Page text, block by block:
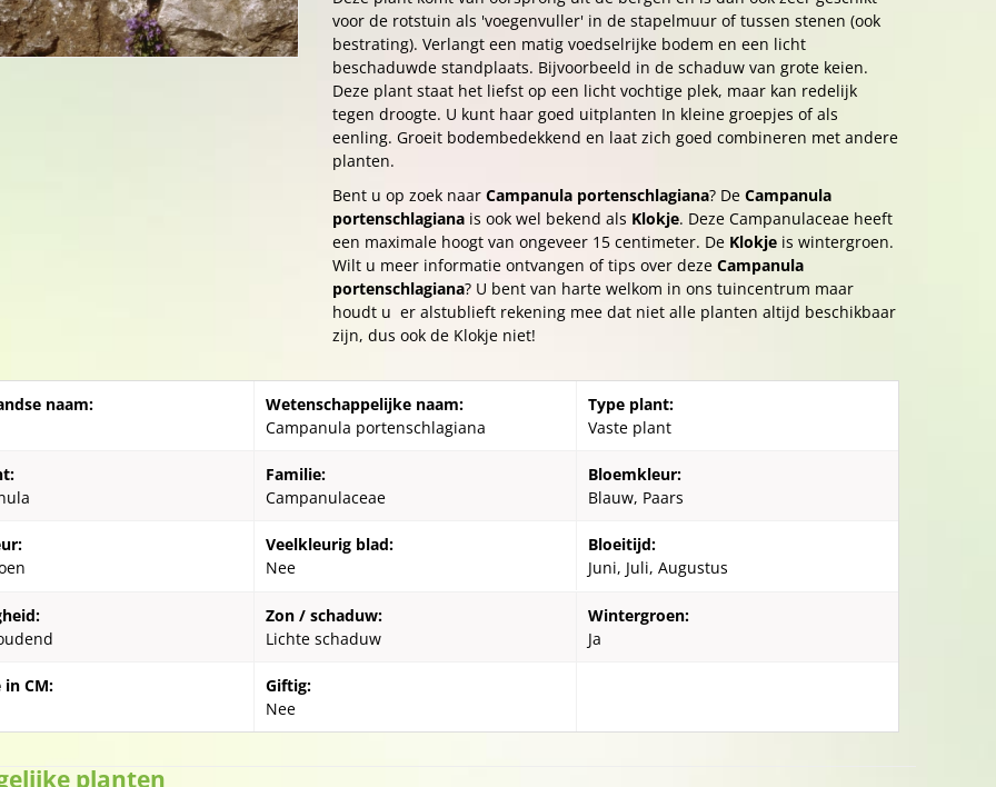
voor de rotstuin als 'voegenvuller' in de stapelmuur of tussen stenen (ook
bestrating). Verlangt een matig voedselrijke bodem en een licht
beschaduwde standplaats. Bijvoorbeeld in de schaduw van grote keien.
Deze plant staat het liefst op een licht vochtige plek, maar kan redelijk
tegen droogte. U kunt haar goed uitplanten In kleine groepjes of als
eenling. Groeit bodembedekkend en laat zich goed combineren met andere
planten.
Bent u op zoek naar Campanula portenschlagiana? De Campanula
portenschlagiana is ook wel bekend als Klokje. Deze Campanulaceae heeft
een maximale hoogt van ongeveer 15 centimeter. De Klokje is wintergroen.
Wilt u meer informatie ontvangen of tips over deze Campanula
portenschlagiana? U bent van harte welkom in ons tuincentrum maar
houdt u er alstublieft rekening mee dat niet alle planten altijd beschikbaar
zijn, dus ook de Klokje niet!
naam:
Wetenschappelijke naam:
Campanula portenschlagiana
Type plant:
Vaste plant
Familie:
Campanulaceae
Bloemkleur:
Blauw, Paars
Veelkleurig blad:
Nee
Bloeitijd:
Juni, Juli, Augustus
Zon / schaduw:
Lichte schaduw
Wintergroen:
Ja
in CM:
Giftig:
Nee
planten